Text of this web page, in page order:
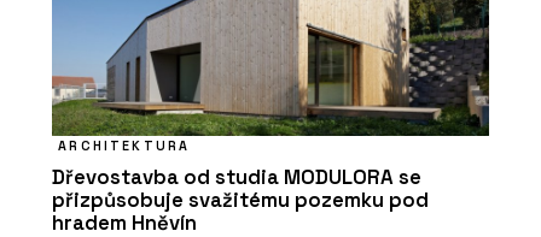
ARCHITEKTURA
Dřevostavba od studia MODULORA se
přizpůsobuje svažitému pozemku pod
hradem Hněvín